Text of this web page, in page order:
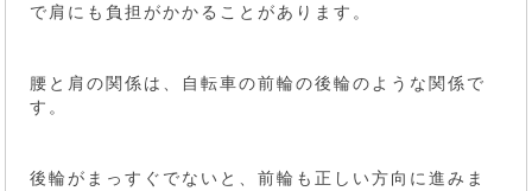
で肩にも負担がかかることがあります。
腰と肩の関係は、自転車の前輪の後輪のような関係で
す。
後輪がまっすぐでないと、前輪も正しい方向に進みま